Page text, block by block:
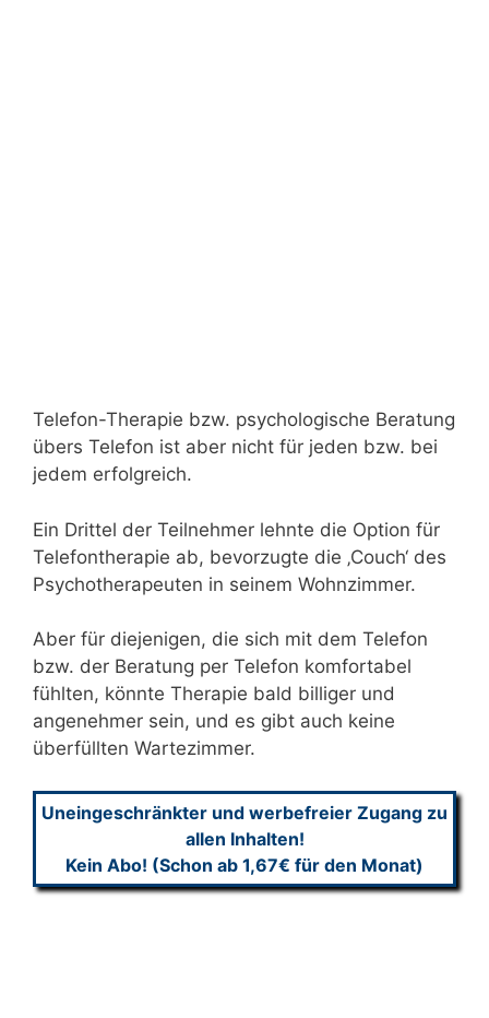
Telefon-Therapie bzw. psychologische Beratung
übers Telefon ist aber nicht für jeden bzw. bei
jedem erfolgreich.
Ein Drittel der Teilnehmer lehnte die Option für
Telefontherapie ab, bevorzugte die ‚Couch‘ des
Psychotherapeuten in seinem Wohnzimmer.
Aber für diejenigen, die sich mit dem Telefon
bzw. der Beratung per Telefon komfortabel
fühlten, könnte Therapie bald billiger und
angenehmer sein, und es gibt auch keine
überfüllten Wartezimmer.
Uneingeschränkter und werbefreier Zugang zu
allen Inhalten!
Kein Abo! (Schon ab 1,67€ für den Monat)